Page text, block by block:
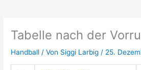
Tabelle nach der
Handball / Von Siggi Larbig/ 25.